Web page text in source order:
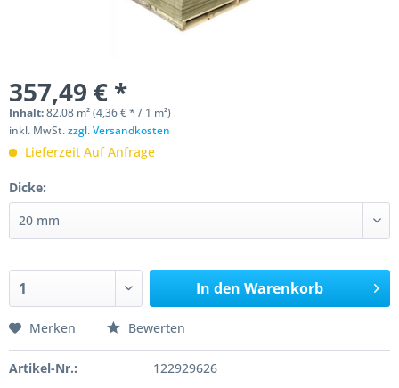
357,49 € *
Inhalt:82.08 m² (4,36 € * / 1 m²)
inkl. MwSt.zzgl. Versandkosten
Lieferzeit Auf Anfrage
Dicke:
In den Warenkorb
Merken Bewerten
Artikel-Nr.: 122929626